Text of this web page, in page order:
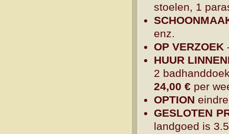
stoelen, 1
enz.
OP VERZOEK
HUUR
2
24,00 €per
OPTION
GESLOTEN
landgoed is